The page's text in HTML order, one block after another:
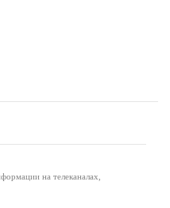
на телеканалах,